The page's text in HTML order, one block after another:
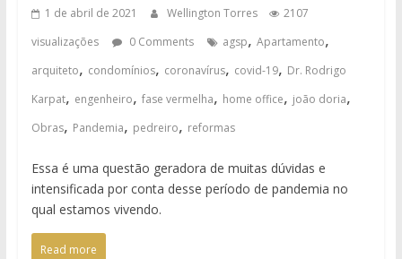
1 de abril de 2021 Wellington Torres
2107
visualizações
0 Comments agsp, Apartamento,
arquiteto, condomínios, coronavírus, covid-19, Dr. Rodrigo
Karpat, engenheiro, fase vermelha, home office, joão doria,
Obras, Pandemia, pedreiro, reformas
Essa é uma questão geradora de muitas dúvidas e
intensificada por conta desse período de pandemia no
qual estamos vivendo.
Read more